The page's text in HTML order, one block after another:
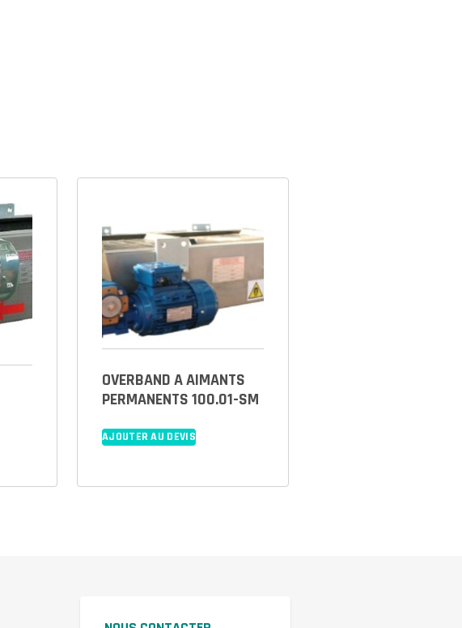
OVERBAND A AIMANTS
PERMANENTS 100.01-SM
AJOUTER AU DEVIS